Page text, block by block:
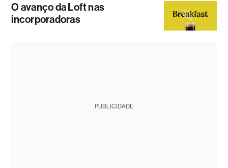
O avanço da Loft nas
incorporadoras
PUBLICIDADE